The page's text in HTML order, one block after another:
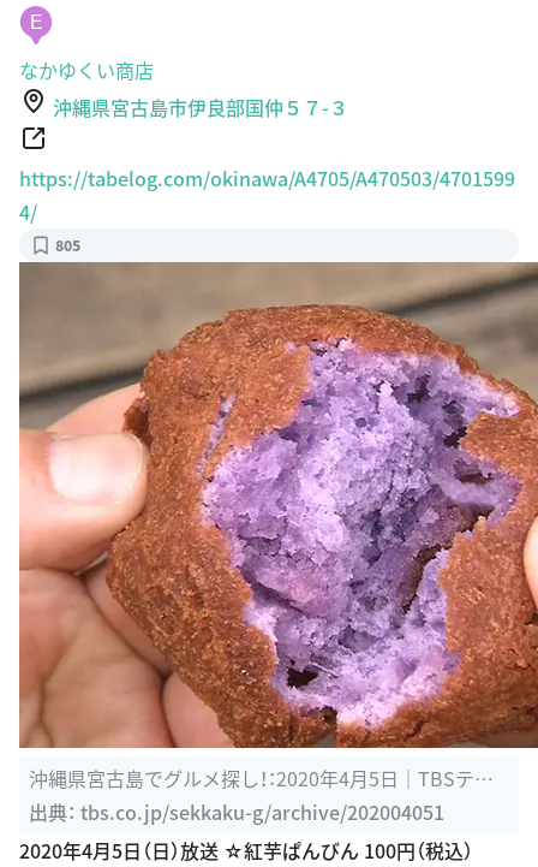
E
なかゆくい商店
沖縄県宮古島市伊良部国仲５７-３
https://tabelog.com/okinawa/A4705/A470503/4701599
4/
805
沖縄県宮古島でグルメ探し！：2020年4月5日｜TBSテレ
ビ：バナナマンの ...
出典： tbs.co.jp/sekkaku-g/archive/202004051
2020年4月5日（日）放送 ☆紅芋ぱんびん 100円（税込）